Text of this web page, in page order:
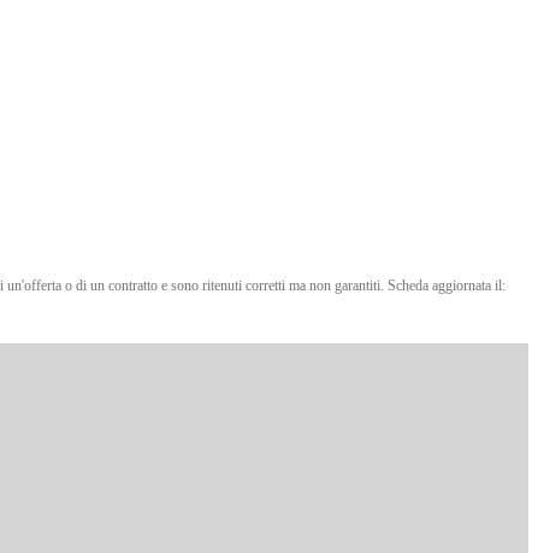
o di un contratto e sono ritenuti corretti ma non garantiti. Scheda aggiornata il: